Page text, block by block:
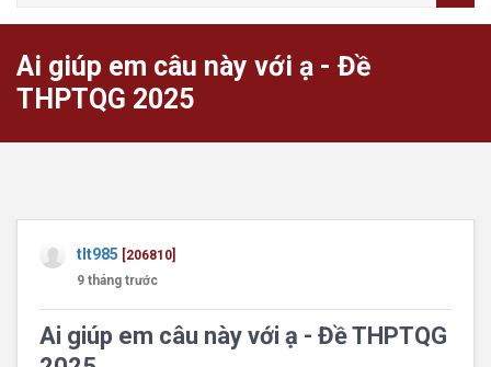
Ai giúp em câu này với ạ - Đề
THPTQG 2025
tlt985
[206810]
9 tháng trước
Ai giúp em câu này với ạ - Đề THPTQG